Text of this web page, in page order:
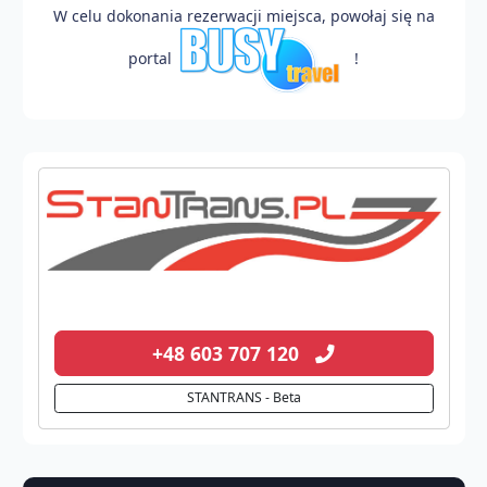
W celu dokonania rezerwacji miejsca, powołaj się na
portal !
+48 603 707 120
STANTRANS - Beta